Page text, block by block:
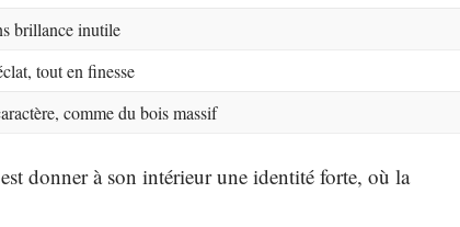
brillance inutile
tout en finesse
comme du bois massif
donner à son intérieur une identité forte, où la